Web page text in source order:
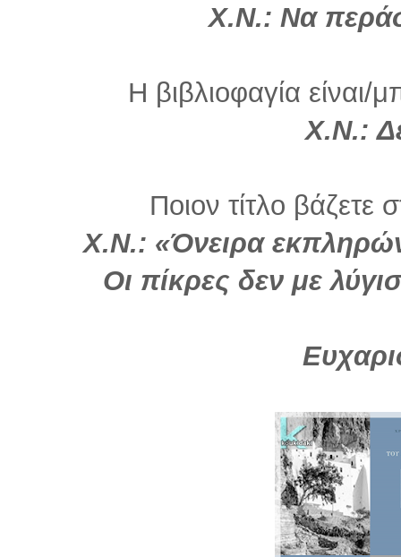
Χ.Ν.: Να
Η βιβλιοφαγία είναι/
Χ.Ν.:
Ποιον τίτλο βάζετε
Χ.Ν.: «Όνειρα
Οι πίκρες δεν με